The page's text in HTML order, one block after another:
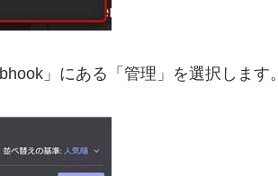
」にある「管理」を選択します。